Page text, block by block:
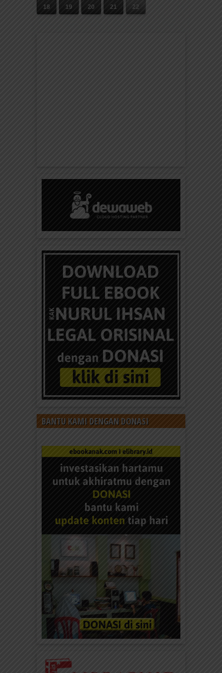
18 19 20 21 22
BANTU KAMI DENGAN DONASI